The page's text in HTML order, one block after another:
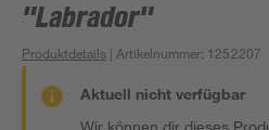
"Labrador"
Produktdetails | Artikelnummer: 1252207
Aktuell nicht verfügbar
Wir können dir dieses